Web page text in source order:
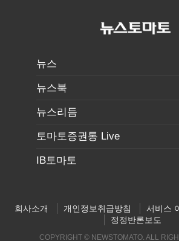
뉴스
뉴스북
뉴스리듬
토마토증권통 Live
IB토마토
회사소개 개인정보취급방침 서비스
정정반론보도
COPYRIGHT © NEWSTOMATO. ALL